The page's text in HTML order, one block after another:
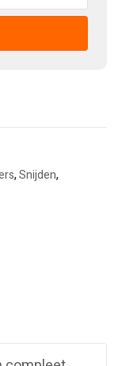
,Snijden,